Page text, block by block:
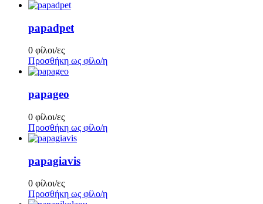
papadpet
0 φίλοι/ες
Προσθήκη ως φίλο/η
papageo
0 φίλοι/ες
Προσθήκη ως φίλο/η
papagiavis
0 φίλοι/ες
Προσθήκη ως φίλο/η